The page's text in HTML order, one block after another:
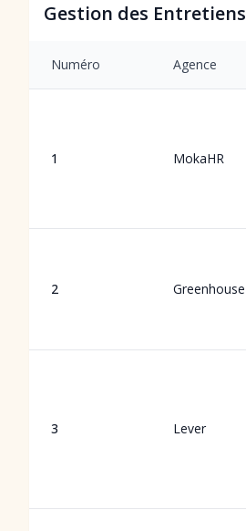
Gestion des Entretiens
Numéro Agence
1 MokaHR
2 Greenhouse
3 Lever